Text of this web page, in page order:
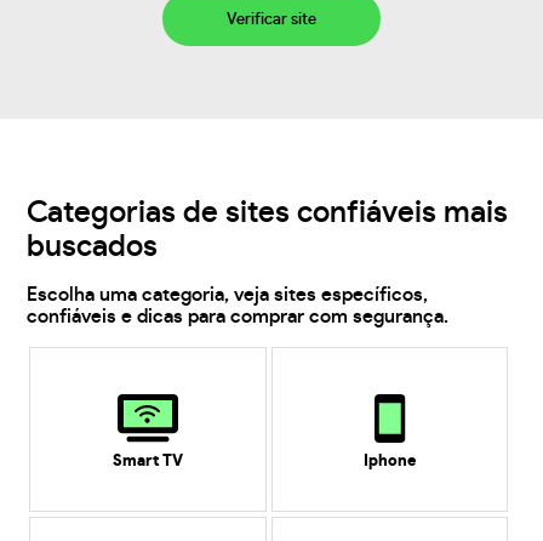
Verificar site
Categorias de sites confiáveis mais
buscados
Escolha uma categoria, veja sites específicos,
confiáveis e dicas para comprar com segurança.
Smart TV Iphone